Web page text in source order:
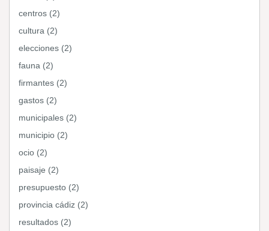
centros (2)
cultura (2)
elecciones (2)
fauna (2)
firmantes (2)
gastos (2)
municipales (2)
municipio (2)
ocio (2)
paisaje (2)
presupuesto (2)
provincia cádiz (2)
resultados (2)